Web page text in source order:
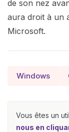
de son nez
aura droit à un
Microsoft.
Windows
Vous êtes un
nous en